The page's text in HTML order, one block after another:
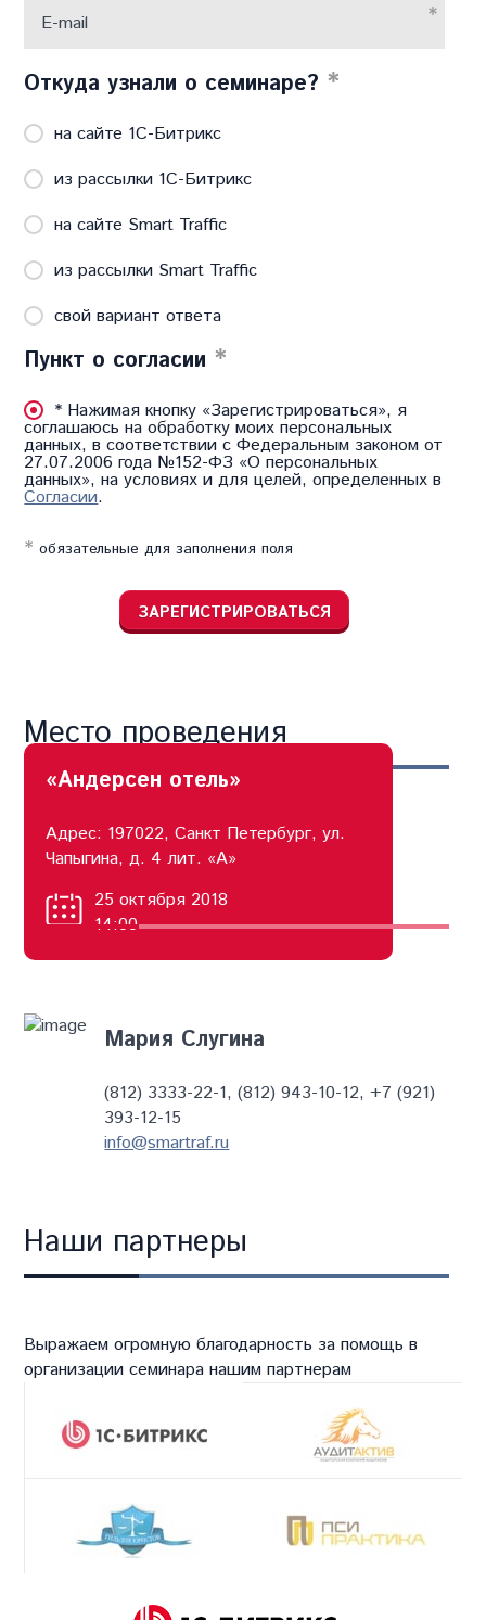
E-mail *
Откуда узнали о семинаре? *
на сайте 1C-Битрикс
из рассылки 1C-Битрикс
на сайте Smart Traffic
из рассылки Smart Traffic
свой вариант ответа
Пункт о согласии *
* Нажимая кнопку «Зарегистрироваться», я
соглашаюсь на обработку моих персональных
данных, в соответствии с Федеральным законом от
27.07.2006 года №152-ФЗ «О персональных
данных», на условиях и для целей, определенных в
Согласии.
* обязательные для заполнения поля
ЗАРЕГИСТРИРОВАТЬСЯ
Место проведения
«Андерсен отель»
Адрес: 197022, Санкт Петербург, ул.
Чапыгина, д. 4 лит. «А»
25 октября 2018
14:00
Контакты
Мария Слугина
(812) 3333-22-1, (812) 943-10-12, +7 (921)
393-12-15
info@smartraf.ru
Наши партнеры
Выражаем огромную благодарность за помощь в
организации семинара нашим партнерам